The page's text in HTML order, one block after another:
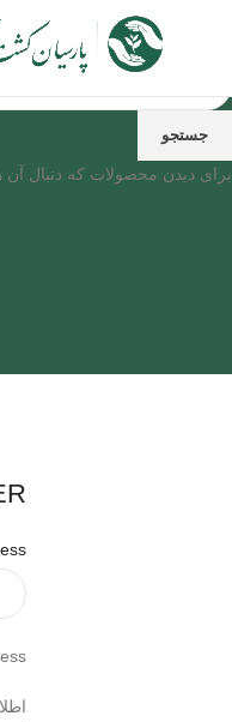
جستجو
برای دیدن محصولات که دنبال آن